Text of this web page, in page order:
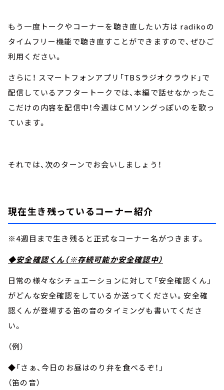
もう一度トークやコーナーを聴き直したい方は radikoの
タイムフリー機能で聴き直すことができますので、ぜひご
利用ください。
さらに！ スマートフォンアプリ「TBSラジオクラウド」で
配信しているアフタートークでは、本編で話せなかったこ
こだけの内容を配信中！今週はＣＭソングっぽいのを歌っ
ています。
それでは、次のターンでお会いしましょう！
現在生き残っているコーナー紹介
※4週目まで生き残ると正式なコーナー名がつきます。
◆安全確認くん（※存続可能か安全確認中）
日常の様々なシチュエーションに対して「安全確認くん」
がどんな安全確認をしているか送ってください。安全確
認くんが登場する笛の音のタイミングも書いてくださ
い。
（例）
◆「さぁ、今日のお昼はのり弁を食べるぞ！」
（笛の音）